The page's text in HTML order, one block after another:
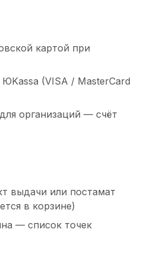
картой при
(VISA / MasterCard
организаций — счёт
выдачи или постамат
в корзине)
— список точек